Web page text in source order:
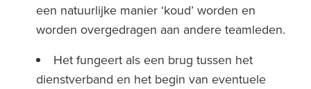
een natuurlijke manier ‘koud’ worden en
worden overgedragen aan andere teamleden.
Het fungeert als een brug tussen het
dienstverband en het begin van eventuele